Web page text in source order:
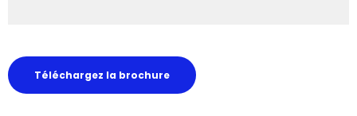
Téléchargez la brochure